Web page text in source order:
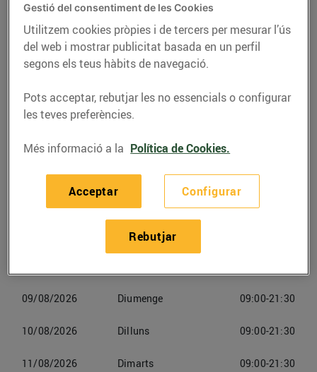
Telèfon
972 80 70 70
Horaris Esclat Sant Feliu De
Guíxols
Divendres
09/08/2026 Diumenge 09:00-21:30
10/08/2026 Dilluns 09:00-21:30
11/08/2026 Dimarts 09:00-21:30
Gestió del consentiment de les Cookies
Utilitzem cookies pròpies i de tercers per mesurar l’ús
del web i mostrar publicitat basada en un perfil
segons els teus hàbits de navegació.
Pots acceptar, rebutjar les no essencials o configurar
les teves preferències.
Més informació a la Política de Cookies.
Configurar
Rebutjar
Acceptar